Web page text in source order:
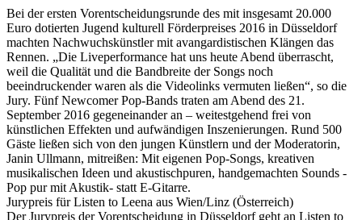
Bei der ersten Vorentscheidungsrunde des mit insgesamt 20.000
Euro dotierten Jugend kulturell Förderpreises 2016 in Düsseldorf
machten Nachwuchskünstler mit avangardistischen Klängen das
Rennen. „Die Liveperformance hat uns heute Abend überrascht,
weil die Qualität und die Bandbreite der Songs noch
beeindruckender waren als die Videolinks vermuten ließen“, so die
Jury. Fünf Newcomer Pop-Bands traten am Abend des 21.
September 2016 gegeneinander an – weitestgehend frei von
künstlichen Effekten und aufwändigen Inszenierungen. Rund 500
Gäste ließen sich von den jungen Künstlern und der Moderatorin,
Janin Ullmann, mitreißen: Mit eigenen Pop-Songs, kreativen
musikalischen Ideen und akustischpuren, handgemachten Sounds -
Pop pur mit Akustik- statt E-Gitarre.
Jurypreis für Listen to Leena aus Wien/Linz (Österreich)
Der Jurypreis der Vorentscheidung in Düsseldorf geht an Listen to